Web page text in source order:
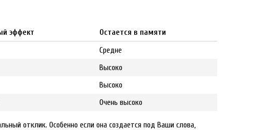
эффект
Остается в памяти
Средне
Высоко
Высоко
Очень высоко
отклик. Особенно если она создается под Ваши слова,